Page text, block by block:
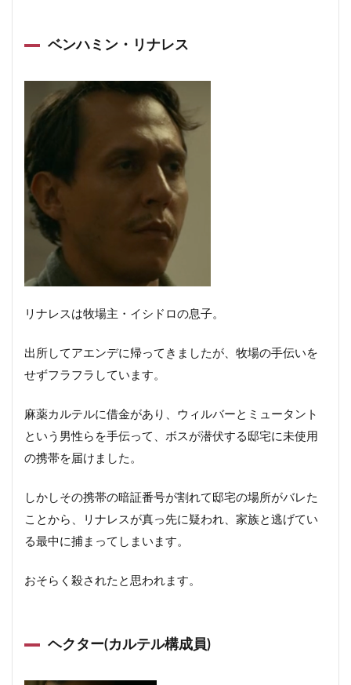
ベンハミン・リナレス
リナレスは牧場主・イシドロの息子。
出所してアエンデに帰ってきましたが、牧場の手伝いを
せずフラフラしています。
麻薬カルテルに借金があり、ウィルバーとミュータント
という男性らを手伝って、ボスが潜伏する邸宅に未使用
の携帯を届けました。
しかしその携帯の暗証番号が割れて邸宅の場所がバレた
ことから、リナレスが真っ先に疑われ、家族と逃げてい
る最中に捕まってしまいます。
おそらく殺されたと思われます。
ヘクター(カルテル構成員)